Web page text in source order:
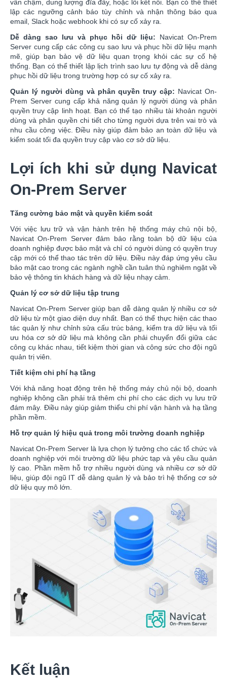
vấn chậm, dung lượng đĩa đầy, hoặc lỗi kết nối. Bạn có thể thiết
lập các ngưỡng cảnh báo tùy chỉnh và nhận thông báo qua
email, Slack hoặc webhook khi có sự cố xảy ra.
Dễ dàng sao lưu và phục hồi dữ liệu: Navicat On-Prem
Server cung cấp các công cụ sao lưu và phục hồi dữ liệu mạnh
mẽ, giúp bạn bảo vệ dữ liệu quan trọng khỏi các sự cố hệ
thống. Bạn có thể thiết lập lịch trình sao lưu tự động và dễ dàng
phục hồi dữ liệu trong trường hợp có sự cố xảy ra.
Quản lý người dùng và phân quyền truy cập: Navicat On-
Prem Server cung cấp khả năng quản lý người dùng và phân
quyền truy cập linh hoạt. Bạn có thể tạo nhiều tài khoản người
dùng và phân quyền chi tiết cho từng người dựa trên vai trò và
nhu cầu công việc. Điều này giúp đảm bảo an toàn dữ liệu và
kiểm soát tối đa quyền truy cập vào cơ sở dữ liệu.
Lợi ích khi sử dụng Navicat
On-Prem Server
Tăng cường bảo mật và quyền kiểm soát
Với việc lưu trữ và vận hành trên hệ thống máy chủ nội bộ,
Navicat On-Prem Server đảm bảo rằng toàn bộ dữ liệu của
doanh nghiệp được bảo mật và chỉ có người dùng có quyền truy
cập mới có thể thao tác trên dữ liệu. Điều này đáp ứng yêu cầu
bảo mật cao trong các ngành nghề cần tuân thủ nghiêm ngặt về
bảo vệ thông tin khách hàng và dữ liệu nhạy cảm.
Quản lý cơ sở dữ liệu tập trung
Navicat On-Prem Server giúp bạn dễ dàng quản lý nhiều cơ sở
dữ liệu từ một giao diện duy nhất. Bạn có thể thực hiện các thao
tác quản lý như chỉnh sửa cấu trúc bảng, kiểm tra dữ liệu và tối
ưu hóa cơ sở dữ liệu mà không cần phải chuyển đổi giữa các
công cụ khác nhau, tiết kiệm thời gian và công sức cho đội ngũ
quản trị viên.
Tiết kiệm chi phí hạ tầng
Với khả năng hoạt động trên hệ thống máy chủ nội bộ, doanh
nghiệp không cần phải trả thêm chi phí cho các dịch vụ lưu trữ
đám mây. Điều này giúp giảm thiểu chi phí vận hành và hạ tầng
phần mềm.
Hỗ trợ quản lý hiệu quả trong môi trường doanh nghiệp
Navicat On-Prem Server là lựa chọn lý tưởng cho các tổ chức và
doanh nghiệp với môi trường dữ liệu phức tạp và yêu cầu quản
lý cao. Phần mềm hỗ trợ nhiều người dùng và nhiều cơ sở dữ
liệu, giúp đội ngũ IT dễ dàng quản lý và bảo trì hệ thống cơ sở
dữ liệu quy mô lớn.
Kết luận